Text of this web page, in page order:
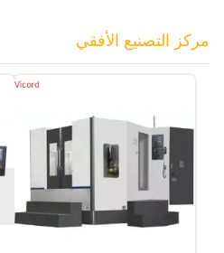
مركز التصنيع الأفقي